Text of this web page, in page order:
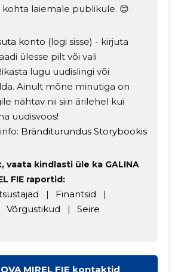
laiemale publikule. 😊
konto (logi sisse) - kirjuta
ülesse pilt või vali
lugu uudislingi või
Ainult mõne minutiga on
nähtav nii siin ärilehel kui
uudisvoos!
Bränditurundus Storybookis
vaata kindlasti üle ka GALINA
FIE raportid:
| Finantsid
|
Võrgustikud |
Seire
MIREL FIE kontaktid